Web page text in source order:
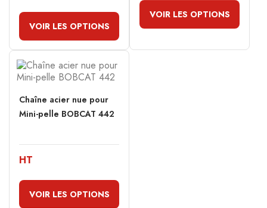
VOIR LES OPTIONS
VOIR LES OPTIONS
Chaîne acier nue pour
Mini-pelle BOBCAT 442
HT
VOIR LES OPTIONS